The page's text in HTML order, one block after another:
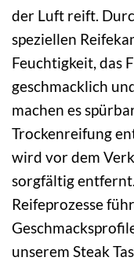
der Luft reift.
speziellen
Feuchtigkeit, das
geschmacklich
machen es
Trockenreifung
wird vor dem
sorgfältig
Reifeprozesse
unserem Steak